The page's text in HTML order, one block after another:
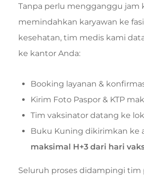
Tanpa perlu mengganggu jam
memindahkan karyawan ke
kesehatan, tim medis kami
ke kantor Anda:
Booking layanan &
Kirim Foto Paspor & KTP
Tim vaksinator datang ke
Buku Kuning dikirimkan ke
maksimal H+3 dari hari
Seluruh proses didampingi tim